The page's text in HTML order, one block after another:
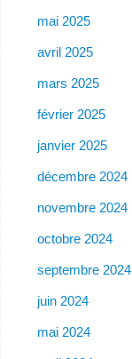
mai 2025
avril 2025
mars 2025
février 2025
janvier 2025
décembre 2024
novembre 2024
octobre 2024
septembre 2024
juin 2024
mai 2024